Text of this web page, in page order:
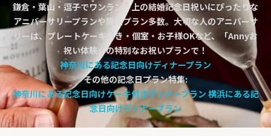
TOP
Annyお祝い体験について
Annyお祝いアイテムについて
よくあるご質問
お問い合わせ
鎌倉・葉山・逗子でワンランク上の結婚記念日祝いにぴったりな
アニバーサリープランや限定プラン多数。大切な人のアニバーサ
リーは、プレートケーキ付き・個室・お子様OKなど、「Annyお
祝い体験」の特別なお祝いプランで！
神奈川にある記念日向けディナープラン
その他の記念日プラン特集:
神奈川にある記念日向けケーキ付きディナープラン 横浜にある記
念日向けディナープラン